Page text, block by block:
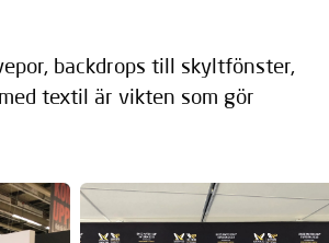
backdrops till skyltfönster,
textil är vikten som gör